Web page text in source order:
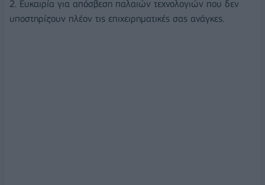
2. Ευκαιρία για απόσβεση παλαιών τεχνολογιών που δεν
υποστηρίζουν πλέον τις επιχειρηματικές σας ανάγκες.